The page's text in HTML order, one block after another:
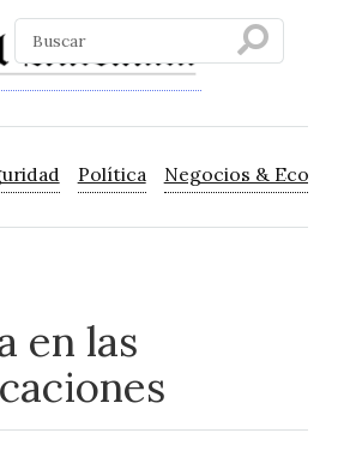
Política Negocios &
en las